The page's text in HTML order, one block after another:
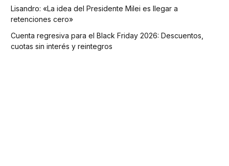
Lisandro: «La idea del Presidente Milei es llegar a
retenciones cero»
Cuenta regresiva para el Black Friday 2026: Descuentos,
cuotas sin interés y reintegros